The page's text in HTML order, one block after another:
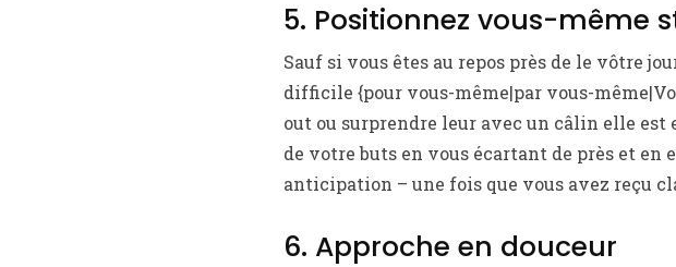
5. Positionnez vous-même
Sauf si vous êtes au repos près de le vôtre
difficile {pour vous-même|par vous-
out ou surprendre leur avec un câlin elle
de votre buts en vous écartant de près et en
anticipation – une fois que vous avez reçu
6. Approche en douceur